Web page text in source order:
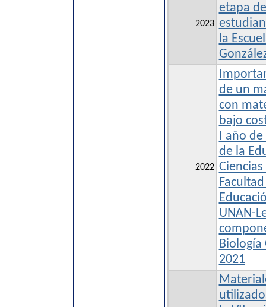
2023
etapa
la
2022
de un
con
bajo
I año de
de la
UNAN-
Biología
2021